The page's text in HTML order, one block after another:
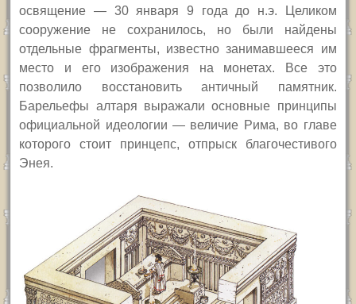
освящение — 30 января 9 года до н.э.
Целиком
сооружение не сохранилось, но были найдены
отдельные фрагменты, известно занимавшееся им
место и его изображения на монетах. Все это
позволило восстановить античный памятник.
Барельефы алтаря выражали основные принципы
официальной идеологии — величие Рима, во главе
которого стоит принцепс, отпрыск благочестивого
Энея.